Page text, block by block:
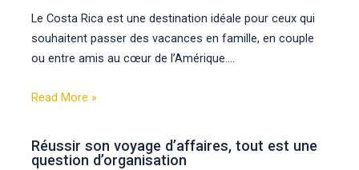
Le Costa Rica est une destination idéale pour ceux qui
souhaitent passer des vacances en famille, en couple
ou entre amis au cœur de l’Amérique.…
Read More »
Réussir son voyage d’affaires, tout est une
question d’organisation